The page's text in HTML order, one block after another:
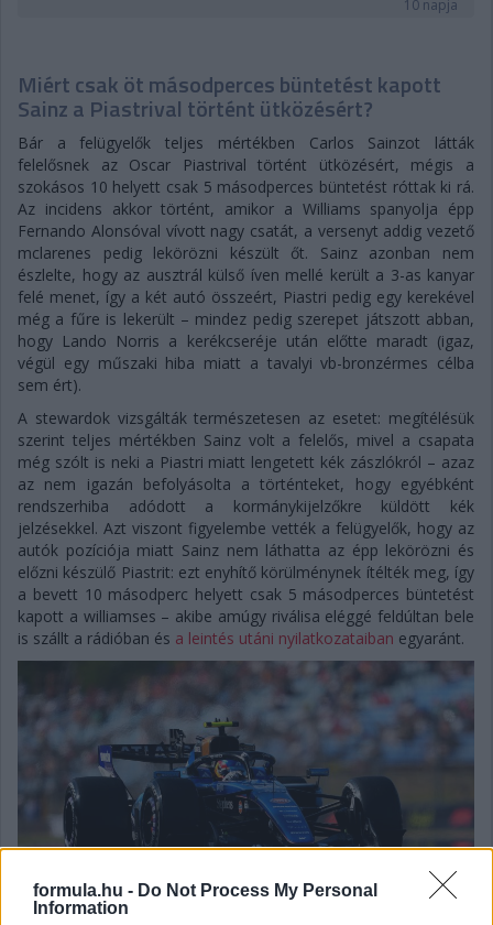
formula.hu - Do Not Process My Personal
Information
10 napja
Miért csak öt másodperces büntetést kapott
Sainz a Piastrival történt ütközésért?
Bár a felügyelők teljes mértékben Carlos Sainzot látták
felelősnek az Oscar Piastrival történt ütközésért, mégis a
szokásos 10 helyett csak 5 másodperces büntetést róttak ki rá.
Az incidens akkor történt, amikor a Williams spanyolja épp
Fernando Alonsóval vívott nagy csatát, a versenyt addig vezető
mclarenes pedig lekörözni készült őt. Sainz azonban nem
észlelte, hogy az ausztrál külső íven mellé került a 3-as kanyar
felé menet, így a két autó összeért, Piastri pedig egy kerekével
még a fűre is lekerült – mindez pedig szerepet játszott abban,
hogy Lando Norris a kerékcseréje után előtte maradt (igaz,
végül egy műszaki hiba miatt a tavalyi vb-bronzérmes célba
sem ért).
A stewardok vizsgálták természetesen az esetet: megítélésük
szerint teljes mértékben Sainz volt a felelős, mivel a csapata
még szólt is neki a Piastri miatt lengetett kék zászlókról – azaz
az nem igazán befolyásolta a történteket, hogy egyébként
rendszerhiba adódott a kormánykijelzőkre küldött kék
jelzésekkel. Azt viszont figyelembe vették a felügyelők, hogy az
autók pozíciója miatt Sainz nem láthatta az épp lekörözni és
előzni készülő Piastrit: ezt enyhítő körülménynek ítélték meg, így
a bevett 10 másodperc helyett csak 5 másodperces büntetést
kapott a williamses – akibe amúgy riválisa eléggé feldúltan bele
is szállt a rádióban és a leintés utáni nyilatkozataiban egyaránt.